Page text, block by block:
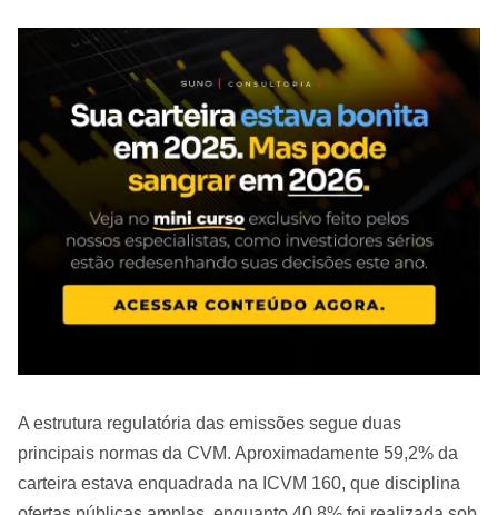
A estrutura regulatória das emissões segue duas
principais normas da CVM. Aproximadamente 59,2% da
carteira estava enquadrada na ICVM 160, que disciplina